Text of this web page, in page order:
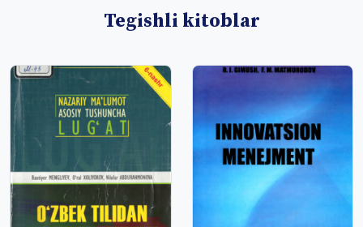
Tegishli kitoblar